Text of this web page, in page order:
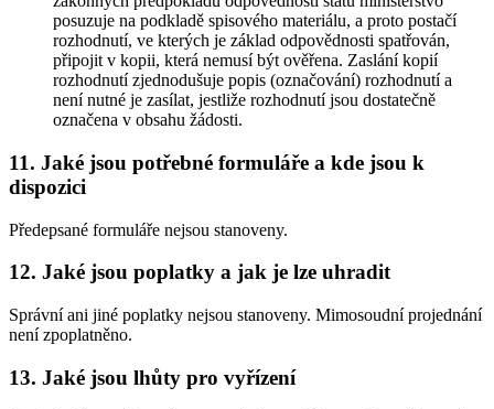
posuzuje na podkladě spisového materiálu, a proto postačí
rozhodnutí, ve kterých je základ odpovědnosti spatřován,
připojit v kopii, která nemusí být ověřena. Zaslání kopií
rozhodnutí zjednodušuje popis (označování) rozhodnutí a
není nutné je zasílat, jestliže rozhodnutí jsou dostatečně
označena v obsahu žádosti.
11. Jaké jsou potřebné formuláře a kde jsou k
dispozici
Předepsané formuláře nejsou stanoveny.
12. Jaké jsou poplatky a jak je lze uhradit
Správní ani jiné poplatky nejsou stanoveny. Mimosoudní projednání
není zpoplatněno.
13. Jaké jsou lhůty pro vyřízení